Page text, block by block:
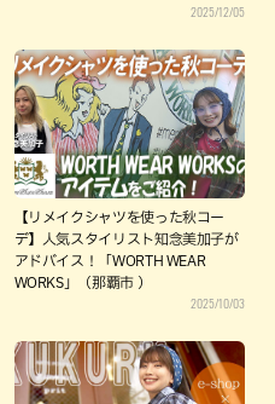
2025/12/05
【リメイクシャツを使った秋コー
デ】人気スタイリスト知念美加子が
アドバイス！「WORTH WEAR
WORKS」（那覇市 ）
2025/10/03